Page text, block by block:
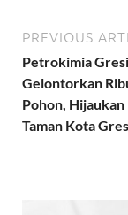
PREVIOUS
Petrokimia
Gelontorkan
Pohon,
Taman Kota